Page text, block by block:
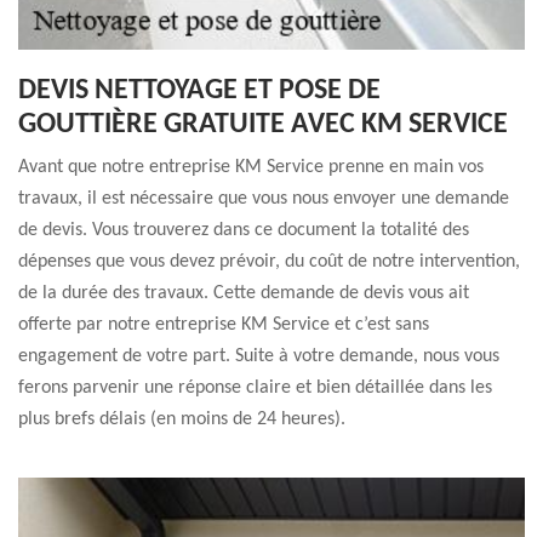
DEVIS NETTOYAGE ET POSE DE
GOUTTIÈRE GRATUITE AVEC KM SERVICE
Avant que notre entreprise KM Service prenne en main vos
travaux, il est nécessaire que vous nous envoyer une demande
de devis. Vous trouverez dans ce document la totalité des
dépenses que vous devez prévoir, du coût de notre intervention,
de la durée des travaux. Cette demande de devis vous ait
offerte par notre entreprise KM Service et c’est sans
engagement de votre part. Suite à votre demande, nous vous
ferons parvenir une réponse claire et bien détaillée dans les
plus brefs délais (en moins de 24 heures).